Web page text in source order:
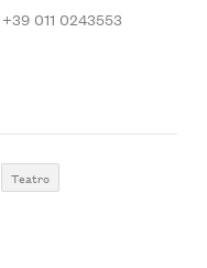
011 0243553
Teatro